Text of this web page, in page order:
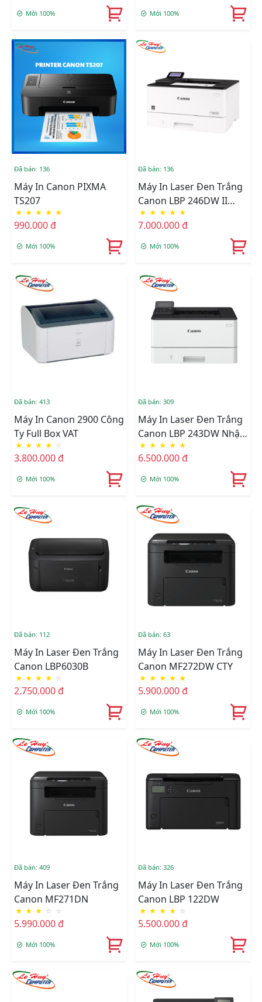
Mới 100% Mới 100%
Đã bán: 136
Máy In Canon PIXMA
TS207
★ ★ ★ ★ ★
990.000 đ
Mới 100%
Đã bán: 136
Máy In Laser Đen Trắng
Canon LBP 246DW II
(CTY)
★ ★ ★ ★ ★
7.000.000 đ
Mới 100%
Đã bán: 413
Máy In Canon 2900 Công
Ty Full Box VAT
★ ★ ★ ★ ☆
3.800.000 đ
Mới 100%
Đã bán: 309
Máy In Laser Đen Trắng
Canon LBP 243DW Nhập
Khẩu
★ ★ ★ ★ ★
6.500.000 đ
Mới 100%
Đã bán: 112
Máy In Laser Đen Trắng
Canon LBP6030B
★ ★ ★ ★ ☆
2.750.000 đ
Mới 100%
Đã bán: 63
Máy In Laser Đen Trắng
Canon MF272DW CTY
★ ★ ★ ★ ★
5.900.000 đ
Mới 100%
Đã bán: 409
Máy In Laser Đen Trắng
Canon MF271DN
★ ★ ★ ☆ ☆
5.990.000 đ
Mới 100%
Đã bán: 326
Máy In Laser Đen Trắng
Canon LBP 122DW
★ ★ ★ ★ ☆
5.500.000 đ
Mới 100%